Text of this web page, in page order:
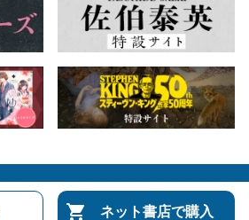
ネット書店で購入
自費出版のご案内 お問合せ
Number Web CREA WEB